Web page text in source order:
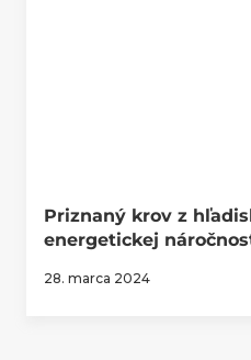
Priznaný krov z
energetickej
28. marca 2024